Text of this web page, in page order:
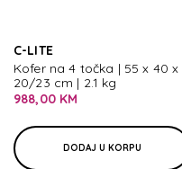
C-LITE
Kofer na 4 točka | 55 x 40 x
20/23 cm | 2.1 kg
988,00 KM
DODAJ U KORPU